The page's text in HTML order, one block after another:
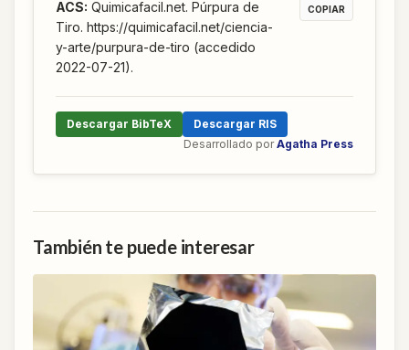
ACS: Quimicafacil.net. Púrpura de
Tiro. https://quimicafacil.net/ciencia-
y-arte/purpura-de-tiro (accedido
2022-07-21).
COPIAR
Descargar BibTeX
Descargar RIS
Desarrollado por Agatha Press
También te puede interesar